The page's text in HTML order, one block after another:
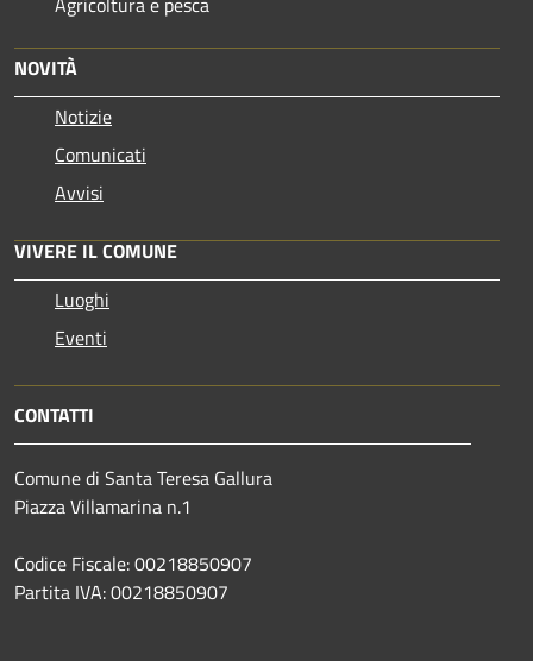
NOVITÀ
Notizie
Comunicati
Avvisi
VIVERE IL COMUNE
Luoghi
Eventi
CONTATTI
Comune di Santa Teresa Gallura
Piazza Villamarina n.1
Codice Fiscale: 00218850907
Partita IVA: 00218850907